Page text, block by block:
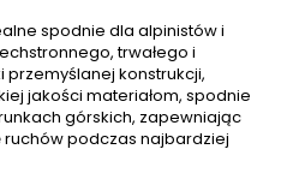
spodnie dla alpinistów i
trwałego i
konstrukcji,
jakości materiałom, spodnie
górskich, zapewniając
podczas najbardziej